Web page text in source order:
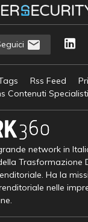
Rss Feed
Contenuti
network in
Trasformazione
Ha la
nelle